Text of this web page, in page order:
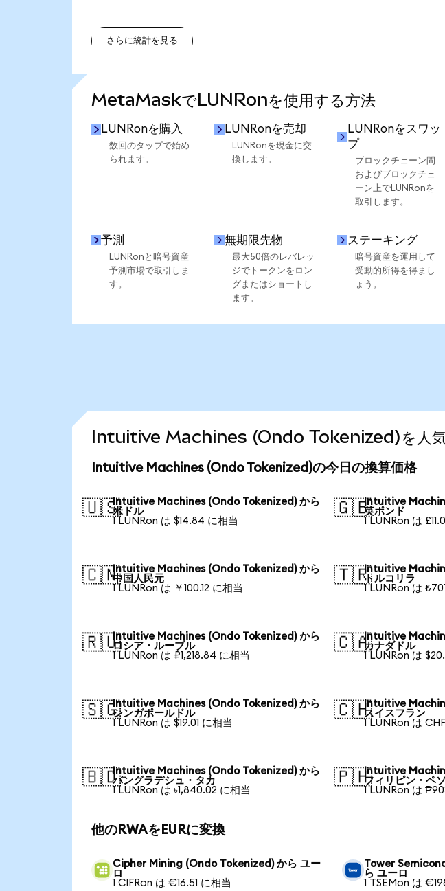
さらに統計を見る
MetaMaskでLUNRonを使用する方法
LUNRonを購入
数回のタップで始め
られます。
LUNRonを売却
LUNRonを現金に交
換します。
LUNRonをスワッ
プ
ブロックチェーン間
およびブロックチェ
ーン上でLUNRonを
取引します。
予測
LUNRonと暗号資産
予測市場で取引しま
す。
無期限先物
最大50倍のレバレッ
ジでトークンをロン
グまたはショートし
ます。
ステーキング
暗号資産を運用して
受動的所得を得まし
ょう。
Intuitive Machines (Ondo Tokenized)を人気
Intuitive Machines (Ondo Tokenized)の今日の換算価格
🇺🇸Intuitive Machines (Ondo Tokenized) から
米ドル
1 LUNRon は $14.84 に相当
🇬🇧Intuitive
英ポンド
1 LUNRon は
🇨🇳Intuitive Machines (Ondo Tokenized) から
中国人民元
1 LUNRon は ￥100.12 に相当
🇹🇷Intuitive
トルコリラ
1 LUNRon は
🇷🇺Intuitive Machines (Ondo Tokenized) から
ロシア・ルーブル
1 LUNRon は ₽1,218.84 に相当
🇨🇦Intuitive
カナダドル
1 LUNRon は
🇸🇬Intuitive Machines (Ondo Tokenized) から
シンガポールドル
1 LUNRon は $19.01 に相当
🇨🇭Intuitive
スイスフラン
1 LUNRon は
🇧🇩Intuitive Machines (Ondo Tokenized) から
バングラデシュ・タカ
1 LUNRon は ৳1,840.02 に相当
🇵🇭Intuitive
フィリピン・ペソ
1 LUNRon は
他のRWAをEURに変換
Cipher Mining (Ondo Tokenized) から ユー
ロ
1 CIFRon は €16.51 に相当
Tower
ら ユーロ
1 TSEMon は